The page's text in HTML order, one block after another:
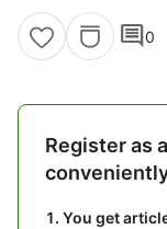
comment0
Register as
You get